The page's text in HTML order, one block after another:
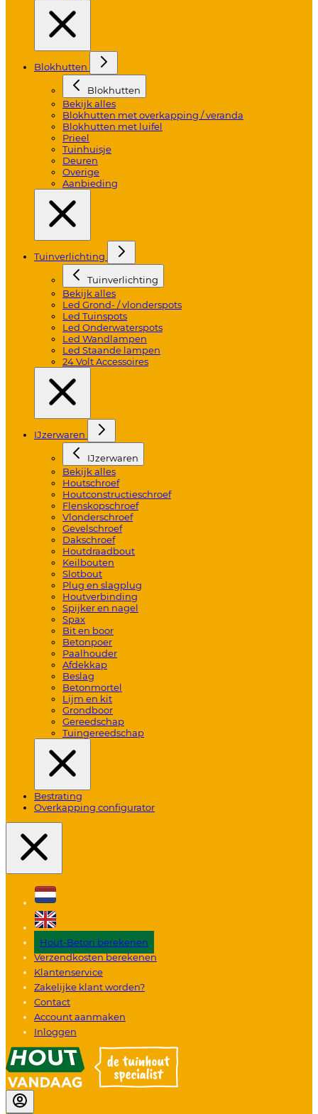
Blokhutten
Blokhutten
Bekijk alles
Blokhutten met overkapping / veranda
Blokhutten met luifel
Prieel
Tuinhuisje
Deuren
Overige
Aanbieding
Tuinverlichting
Tuinverlichting
Bekijk alles
Led Grond- / vlonderspots
Led Tuinspots
Led Onderwaterspots
Led Wandlampen
Led Staande lampen
24 Volt Accessoires
IJzerwaren
IJzerwaren
Bekijk alles
Houtschroef
Houtconstructieschroef
Flenskopschroef
Vlonderschroef
Gevelschroef
Dakschroef
Houtdraadbout
Keilbouten
Slotbout
Plug en slagplug
Houtverbinding
Spijker en nagel
Spax
Bit en boor
Betonpoer
Paalhouder
Afdekkap
Beslag
Betonmortel
Lijm en kit
Grondboor
Gereedschap
Tuingereedschap
Bestrating
Overkapping configurator
Hout-Beton berekenen
Verzendkosten berekenen
Klantenservice
Zakelijke klant worden?
Contact
Account aanmaken
Inloggen